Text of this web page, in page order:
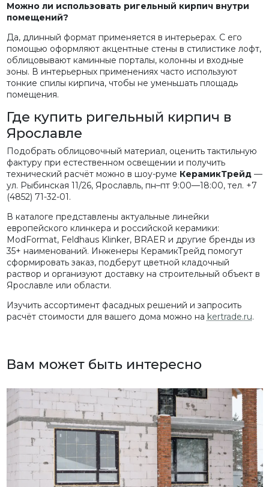
Можно ли использовать ригельный кирпич внутри
помещений?
Да, длинный формат применяется в интерьерах. С его
помощью оформляют акцентные стены в стилистике лофт,
облицовывают каминные порталы, колонны и входные
зоны. В интерьерных применениях часто используют
тонкие спилы кирпича, чтобы не уменьшать площадь
помещения.
Где купить ригельный кирпич в
Ярославле
Подобрать облицовочный материал, оценить тактильную
фактуру при естественном освещении и получить
технический расчёт можно в шоу-руме КерамикТрейд—
ул. Рыбинская 11/26, Ярославль, пн–пт 9:00—18:00, тел. +7
(4852) 71-32-01.
В каталоге представлены актуальные линейки
европейского клинкера и российской керамики:
ModFormat, Feldhaus Klinker, BRAER и другие бренды из
35+ наименований. Инженеры КерамикТрейд помогут
сформировать заказ, подберут цветной кладочный
раствор и организуют доставку на строительный объект в
Ярославле или области.
Изучить ассортимент фасадных решений и запросить
расчёт стоимости для вашего дома можно на kertrade.ru.
Вам может быть интересно